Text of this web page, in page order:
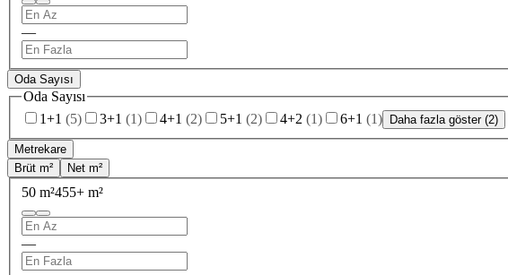
—
Oda Sayısı
Oda Sayısı
1+1 (5) 3+1 (1) 4+1 (2) 5+1 (2) 4+2 (1) 6+1 (1) Daha fazla göster (2)
Metrekare
Brüt m²
Net m²
50 m²455+ m²
—